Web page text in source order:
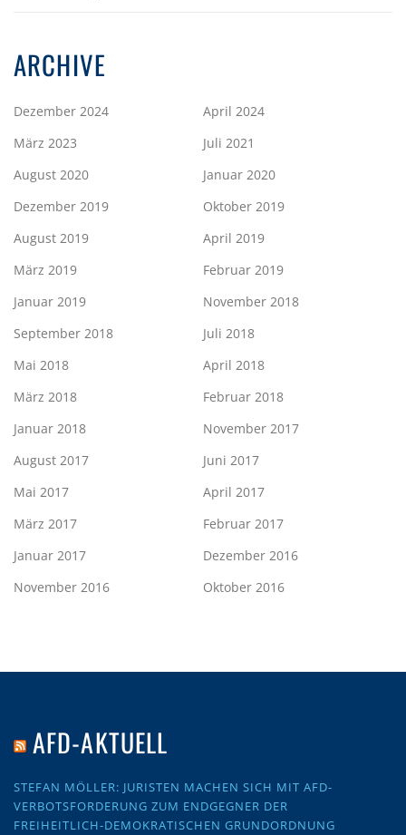
ARCHIVE
Dezember 2024
April 2024
März 2023
Juli 2021
August 2020
Januar 2020
Dezember 2019
Oktober 2019
August 2019
April 2019
März 2019
Februar 2019
Januar 2019
November 2018
September 2018
Juli 2018
Mai 2018
April 2018
März 2018
Februar 2018
Januar 2018
November 2017
August 2017
Juni 2017
Mai 2017
April 2017
März 2017
Februar 2017
Januar 2017
Dezember 2016
November 2016
Oktober 2016
AFD-AKTUELL
STEFAN MÖLLER: JURISTEN MACHEN SICH MIT AFD-
VERBOTSFORDERUNG ZUM ENDGEGNER DER
FREIHEITLICH-DEMOKRATISCHEN GRUNDORDNUNG